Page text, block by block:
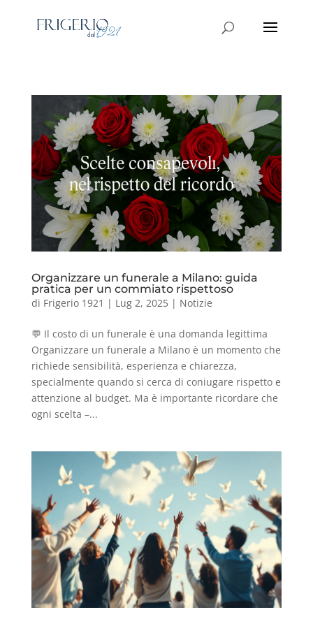
Organizzare un funerale a Milano: guida
pratica per un commiato rispettoso
di Frigerio 1921 | Lug 2, 2025| Notizie
💬 Il costo di un funerale è una domanda legittima
Organizzare un funerale a Milano è un momento che
richiede sensibilità, esperienza e chiarezza,
specialmente quando si cerca di coniugare rispetto e
attenzione al budget. Ma è importante ricordare che
ogni scelta –...